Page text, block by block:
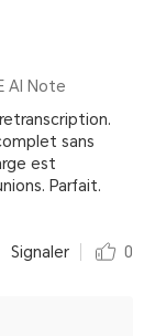
AI Note
sans
est
Parfait.
Signaler 0